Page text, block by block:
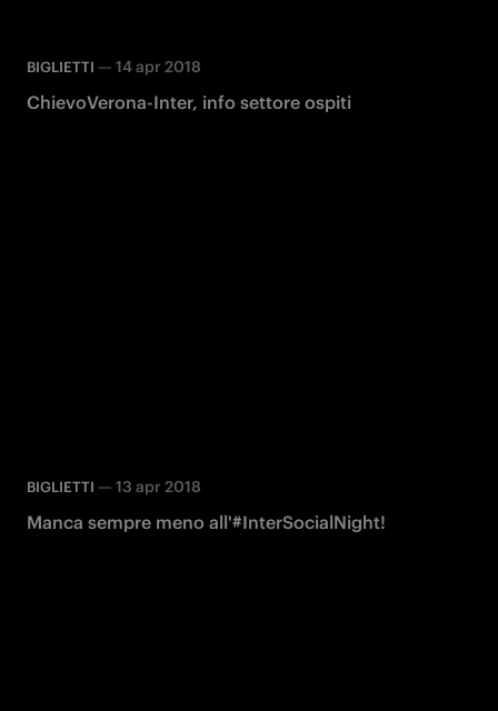
BIGLIETTI — 14 apr 2018
ChievoVerona-Inter, info settore ospiti
BIGLIETTI — 13 apr 2018
Manca sempre meno all'#InterSocialNight!